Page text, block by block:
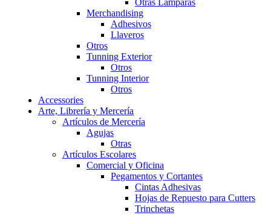
Merchandising
Adhesivos
Llaveros
Otros
Tunning Exterior
Otros
Tunning Interior
Otros
Accessories
Arte, Librería y Mercería
Artículos de Mercería
Agujas
Otras
Artículos Escolares
Comercial y Oficina
Pegamentos y Cortantes
Cintas Adhesivas
Hojas de Repuesto para Cutters
Trinchetas